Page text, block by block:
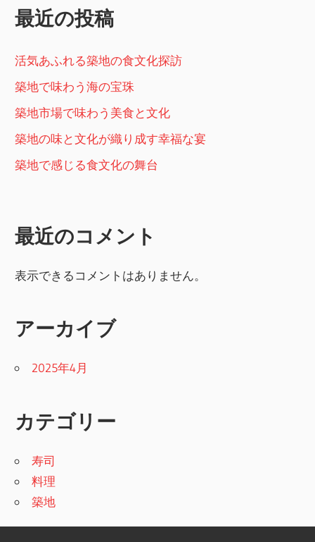
最近の投稿
活気あふれる築地の食文化探訪
築地で味わう海の宝珠
築地市場で味わう美食と文化
築地の味と文化が織り成す幸福な宴
築地で感じる食文化の舞台
最近のコメント
表示できるコメントはありません。
アーカイブ
2025年4月
カテゴリー
寿司
料理
築地